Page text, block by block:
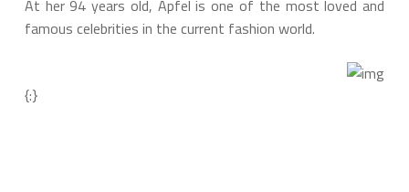
At her 94 years old, Apfel is one of the most loved and
famous celebrities in the current fashion world.
{:}